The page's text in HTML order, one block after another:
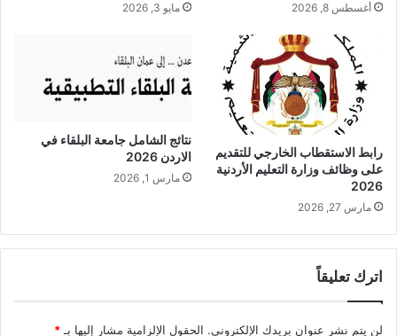
أغسطس 8, 2026 مايو 3, 2026
رابط الاستقطاب الخارجي للتقديم
على وظائف وزارة التعليم الأردنية
2026
مارس 27, 2026
نتائج الشامل جامعة البلقاء في
الاردن 2026
مارس 1, 2026
اترك تعليقاً
لن يتم نشر عنوان بريدك الإلكتروني. الحقول الإلزامية مشار إليها بـ *